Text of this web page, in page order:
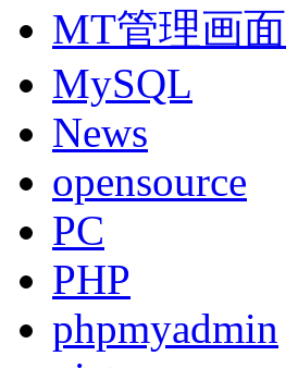
MT管理画面
MySQL
News
opensource
PC
PHP
phpmyadmin